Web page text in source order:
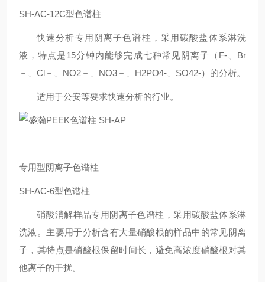
SH-AC-12C型色谱柱
快速分析专用阴离子色谱柱，采用碳酸盐体系淋洗
液，特点是15分钟内能够完成七种常见阴离子（F-、Br
－、Cl－、NO2－、NO3－、H2PO4-、SO42-）的分析。
适用于公安等要求快速分析的行业。
专用型阴离子色谱柱
SH-AC-6型色谱柱
硝酸消解样品专用阴离子色谱柱，采用碳酸盐体系淋
洗液。主要用于分析含有大量硝酸根的样品中的常见阴离
子，其特点是硝酸根保留时间长，避免高浓度硝酸根对其
他离子的干扰。